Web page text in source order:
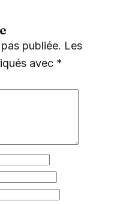
publiée. Les
avec *